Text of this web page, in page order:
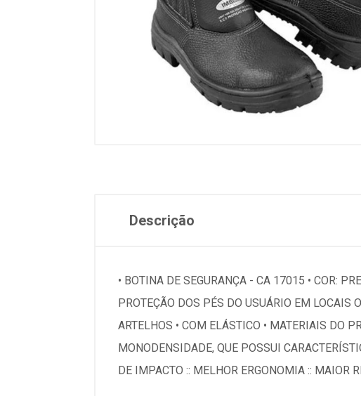
Descrição
• BOTINA DE SEGURANÇA - CA 17015 • COR:
PROTEÇÃO DOS PÉS DO USUÁRIO EM LOCAIS
ARTELHOS • COM ELÁSTICO • MATERIAIS DO
MONODENSIDADE, QUE POSSUI
DE IMPACTO :: MELHOR ERGONOMIA :: MAIOR